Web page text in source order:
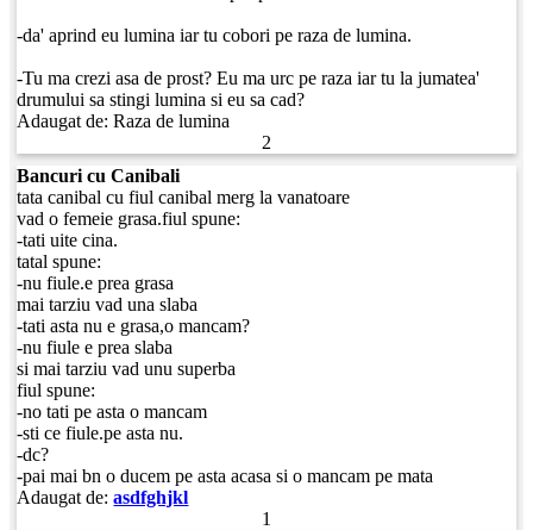
-da' aprind eu lumina iar tu cobori pe raza de lumina.
-Tu ma crezi asa de prost? Eu ma urc pe raza iar tu la jumatea'
drumului sa stingi lumina si eu sa cad?
Adaugat de:Raza de lumina
2
Bancuri cu Canibali
tata canibal cu fiul canibal merg la vanatoare
vad o femeie grasa.fiul spune:
-tati uite cina.
tatal spune:
-nu fiule.e prea grasa
mai tarziu vad una slaba
-tati asta nu e grasa,o mancam?
-nu fiule e prea slaba
si mai tarziu vad unu superba
fiul spune:
-no tati pe asta o mancam
-sti ce fiule.pe asta nu.
-dc?
-pai mai bn o ducem pe asta acasa si o mancam pe mata
Adaugat de:asdfghjkl
1